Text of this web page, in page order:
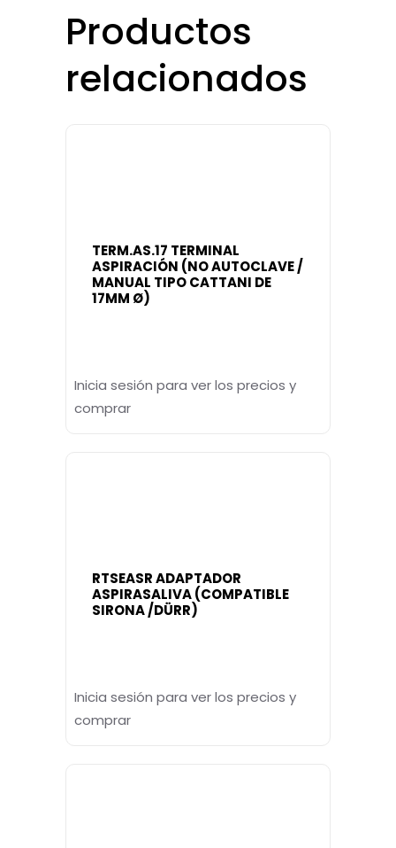
Productos
relacionados
TERM.AS.17 TERMINAL
ASPIRACIÓN (NO AUTOCLAVE /
MANUAL TIPO CATTANI DE
17MM Ø)
Inicia sesión para ver los precios y
comprar
RTSEASR ADAPTADOR
ASPIRASALIVA (COMPATIBLE
SIRONA /DÜRR)
Inicia sesión para ver los precios y
comprar